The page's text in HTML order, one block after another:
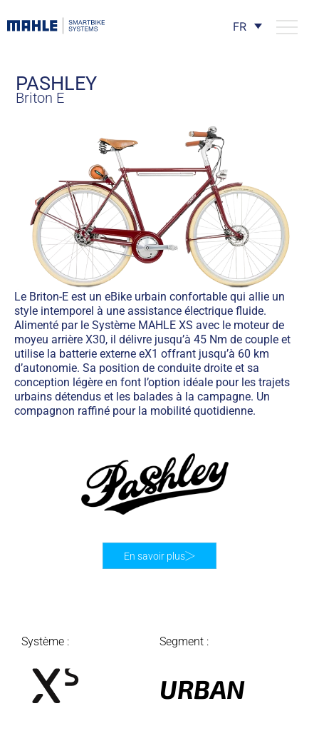
FR
PASHLEY
Briton E
Le Briton-E est un eBike urbain confortable qui allie un
style intemporel à une assistance électrique fluide.
Alimenté par le Système MAHLE XS avec le moteur de
moyeu arrière X30, il délivre jusqu’à 45 Nm de couple et
utilise la batterie externe eX1 offrant jusqu’à 60 km
d’autonomie. Sa position de conduite droite et sa
conception légère en font l’option idéale pour les trajets
urbains détendus et les balades à la campagne. Un
compagnon raffiné pour la mobilité quotidienne.
Système : Segment :
URBAN
En savoir plus